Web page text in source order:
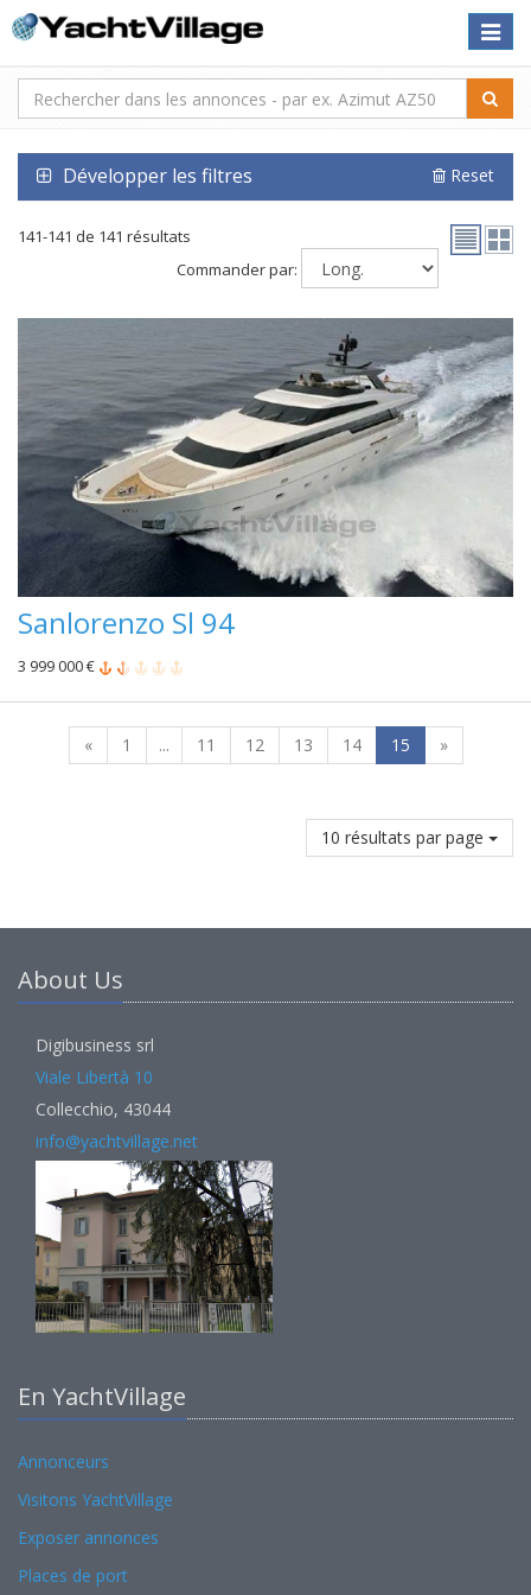
Toggle
Développer les filtres Reset
141-141 de 141 résultats
Commander par:
Sanlorenzo Sl 94
3 999 000 €
« 1 ... 11 12 13 14 15 »
10 résultats par page
About Us
Digibusiness srl
Viale Libertà 10
Collecchio, 43044
info@yachtvillage.net
En YachtVillage
Annonceurs
Visitons YachtVillage
Exposer annonces
Places de port